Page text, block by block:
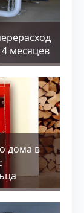
месяцев
дома в